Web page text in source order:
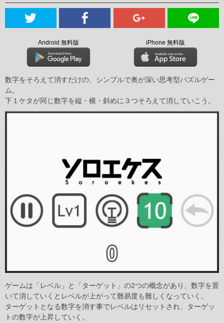
Android 無料版 iPhone 無料版
数字をそろえて消すだけの、シンプルで奥が深い思考型パズルゲー
ム。
下１ケタが同じ数字を縦・横・斜めに３つそろえて消していこう。
ゲームは「レベル」と「ターゲット」の2つの概念があり、数字を置
いて消していくとレベルが上がって難易度も難しくなっていく。
ターゲットとなる数字を消す事でレベルはリセットされ、ターゲッ
トの数字が上昇していく。